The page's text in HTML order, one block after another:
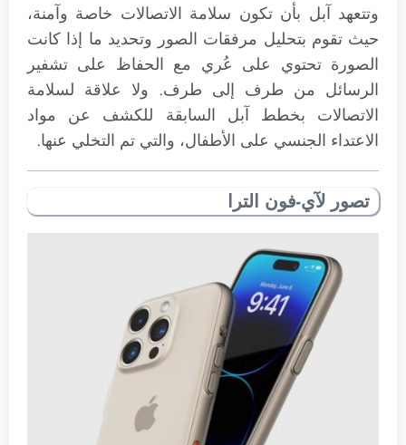
وتتعهد آبل بأن تكون سلامة الاتصالات خاصة وآمنة،
حيث تقوم بتحليل مرفقات الصور وتحديد ما إذا كانت
الصورة تحتوي على عُري مع الحفاظ على تشفير
الرسائل من طرف إلى طرف. ولا علاقة لسلامة
الاتصالات بخطط آبل السابقة للكشف عن مواد
الاعتداء الجنسي على الأطفال، والتي تم التخلي عنها.
تصور لآي-فون الترا